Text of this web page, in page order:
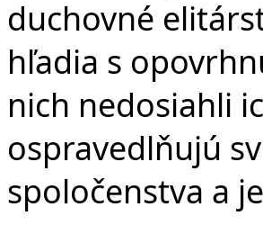
duchovné
hľadia s
nich nedosiahli
ospravedlňujú
spoločenstva a